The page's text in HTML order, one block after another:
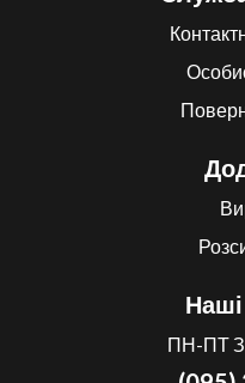
Наші
ПН-ПТ З